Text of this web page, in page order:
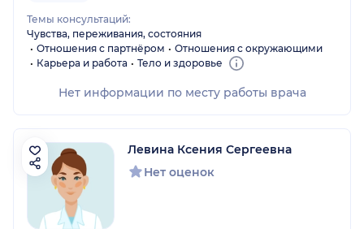
Темы консультаций:
Чувства, переживания, состояния
Отношения с партнёром
Отношения с окружающими
Карьера и работа
Тело и здоровье
Нет информации по месту работы врача
Левина Ксения Сергеевна
Нет оценок